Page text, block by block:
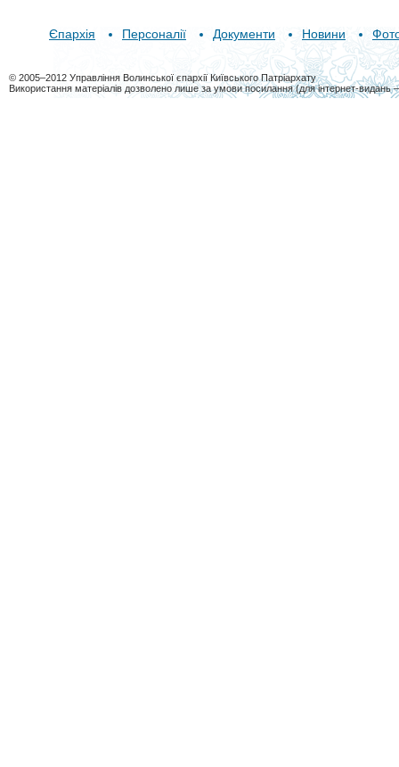
Єпархія Персоналії Документи Новини
© 2005–2012 Управління Волинської єпархії Київського Патріархату
Використання матеріалів дозволено лише за умови посилання (для інтернет-видань